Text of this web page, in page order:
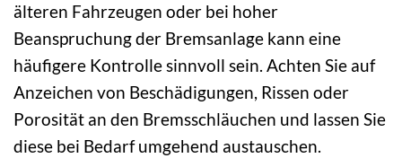
älteren Fahrzeugen oder bei hoher
Beanspruchung der Bremsanlage kann eine
häufigere Kontrolle sinnvoll sein. Achten Sie auf
Anzeichen von Beschädigungen, Rissen oder
Porosität an den Bremsschläuchen und lassen Sie
diese bei Bedarf umgehend austauschen.